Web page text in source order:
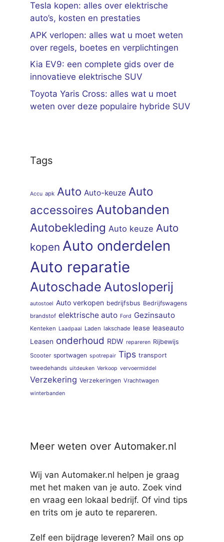
Tesla kopen: alles over elektrische
auto’s, kosten en prestaties
APK verlopen: alles wat u moet weten
over regels, boetes en verplichtingen
Kia EV9: een complete gids over de
innovatieve elektrische SUV
Toyota Yaris Cross: alles wat u moet
weten over deze populaire hybride SUV
Tags
Accu apk Auto Auto-keuze Auto
accessoires Autobanden
Autobekleding Auto keuze Auto
kopen Auto onderdelen
Auto reparatie
Autoschade Autosloperij
autostoel Auto verkopen bedrijfsbus Bedrijfswagens
brandstof elektrische auto Ford Gezinsauto
Kenteken Laadpaal Laden lakschade lease leaseauto
Leasen onderhoud RDW repareren Rijbewijs
Scooter sportwagen spotrepair Tips transport
tweedehands uitdeuken Verkoop vervoermiddel
Verzekering Verzekeringen Vrachtwagen
winterbanden
Meer weten over Automaker.nl
Wij van Automaker.nl helpen je graag
met het maken van je auto. Zoek vind
en vraag een lokaal bedrijf. Of vind tips
en trits om je auto te repareren.
Zelf een bijdrage leveren? Mail ons op